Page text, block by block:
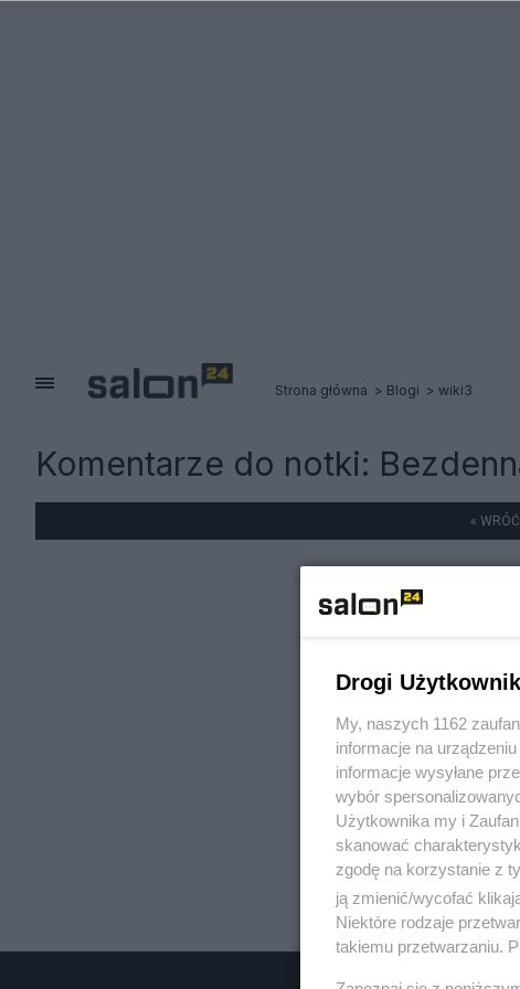
Strona główna Blogi wiki3
Komentarze do notki:
«
Drogi
My, naszych 1162
informacje na
informacje wysyłane
wybór
Użytkownika my i
skanować
zgodę na korzystanie z
ją zmienić/wycofać
Niektóre rodzaje
takiemu przetwarzaniu.